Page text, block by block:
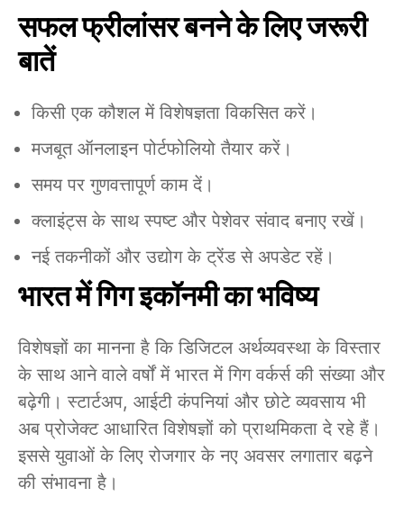
सफल फ्रीलांसर बनने के लिए जरूरी
बातें
किसी एक कौशल में विशेषज्ञता विकसित करें।
मजबूत ऑनलाइन पोर्टफोलियो तैयार करें।
समय पर गुणवत्तापूर्ण काम दें।
क्लाइंट्स के साथ स्पष्ट और पेशेवर संवाद बनाए रखें।
नई तकनीकों और उद्योग के ट्रेंड से अपडेट रहें।
भारत में गिग इकॉनमी का भविष्य
विशेषज्ञों का मानना है कि डिजिटल अर्थव्यवस्था के विस्तार
के साथ आने वाले वर्षों में भारत में गिग वर्कर्स की संख्या और
बढ़ेगी। स्टार्टअप, आईटी कंपनियां और छोटे व्यवसाय भी
अब प्रोजेक्ट आधारित विशेषज्ञों को प्राथमिकता दे रहे हैं।
इससे युवाओं के लिए रोजगार के नए अवसर लगातार बढ़ने
की संभावना है।